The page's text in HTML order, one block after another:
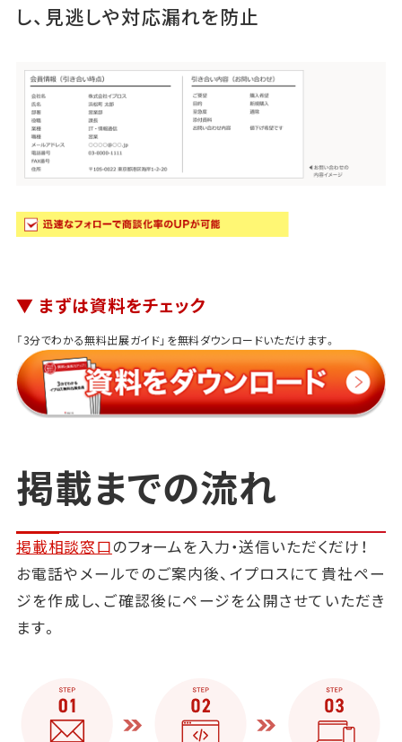
し、見逃しや対応漏れを防止
▼ まずは資料をチェック
「3分でわかる無料出展ガイド」を無料ダウンロードいただけます。
掲載までの流れ
掲載相談窓口のフォームを入力・送信いただくだけ！
お電話やメールでのご案内後、イプロスにて貴社ペー
ジを作成し、ご確認後にページを公開させていただき
ます。